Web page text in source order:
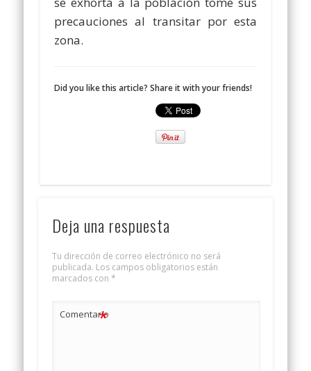
precauciones al transitar por esta
zona.
Did you like this article? Share it with your friends!
Deja una respuesta
Tu dirección de correo electrónico no será
publicada. Los campos obligatorios están
marcados con *
Comentario
*